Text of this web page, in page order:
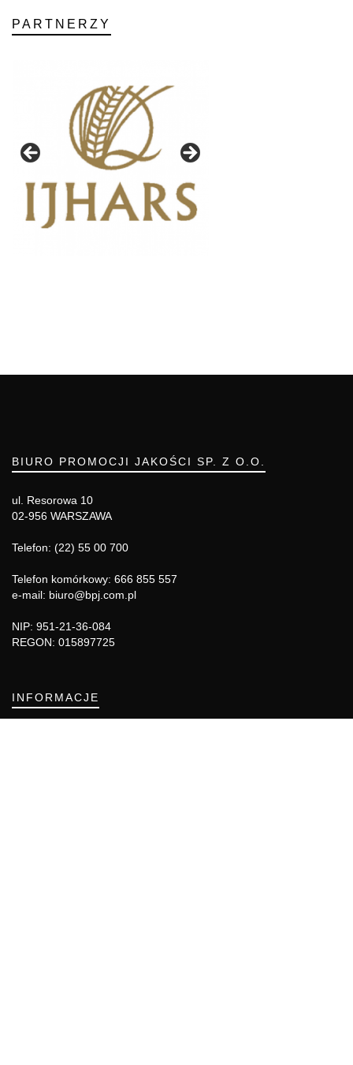
PARTNERZY
BIURO PROMOCJI JAKOŚCI SP. Z O.O.
ul. Resorowa 10
02-956 WARSZAWA
Telefon: (22) 55 00 700
Telefon komórkowy: 666 855 557
e-mail: biuro@bpj.com.pl
NIP: 951-21-36-084
REGON: 015897725
INFORMACJE